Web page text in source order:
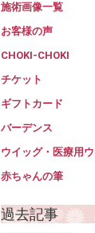
施術画像一覧
お客様の声
CHOKI-CHOKI
チケット
ギフトカード
バーデンス
ウイッグ・医療用
赤ちゃんの筆
過去記事